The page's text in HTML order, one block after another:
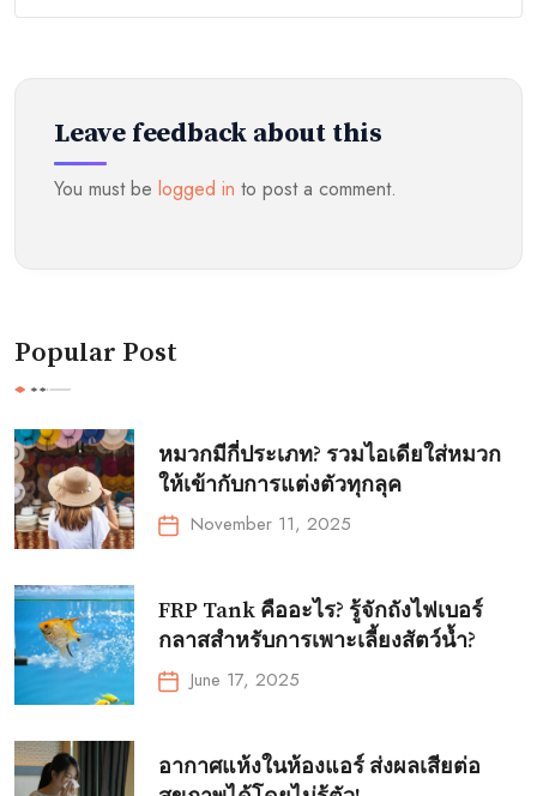
Leave feedback about this
You must be logged in to post a comment.
Popular Post
หมวกมีกี่ประเภท? รวมไอเดียใส่หมวก
ให้เข้ากับการแต่งตัวทุกลุค
November 11, 2025
FRP Tank คืออะไร? รู้จักถังไฟเบอร์
กลาสสำหรับการเพาะเลี้ยงสัตว์น้ำ?
June 17, 2025
อากาศแห้งในห้องแอร์ ส่งผลเสียต่อ